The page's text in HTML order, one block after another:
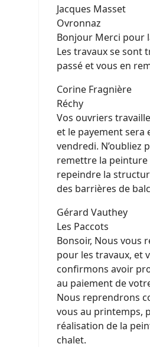
Jacques Masset
Ovronnaz
Bonjour Merci pour
Les travaux se sont
passé et vous en
Corine Fragnière
Réchy
Vos ouvriers
et le payement sera
vendredi. N’oubliez
remettre la
repeindre la
des barrières de
Gérard Vauthey
Les Paccots
Bonsoir, Nous vous
pour les travaux, et
confirmons avoir
au paiement de
Nous reprendrons
vous au printemps,
réalisation de la
chalet.